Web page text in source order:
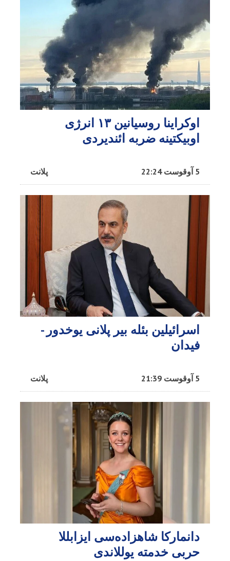
اوکراینا روسیانین ۱۳ انرژی
اوبیکتینه ضربه ائندیردی
پلانت 5 آوقوست 22:24
اسرائیلین بئله بیر پلانی یوخدور -
فیدان
پلانت 5 آوقوست 21:39
دانمارکا شاهزاده‌سی ایزابللا
حربی خدمته یوللاندی